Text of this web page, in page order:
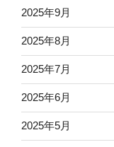
2025年9月
2025年8月
2025年7月
2025年6月
2025年5月